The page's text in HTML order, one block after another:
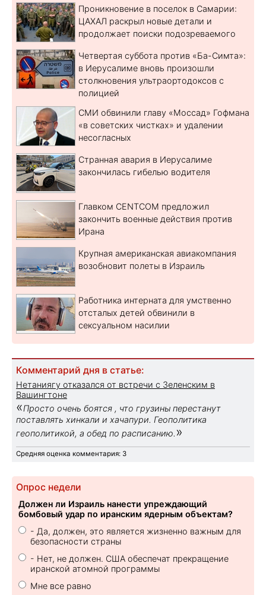
Проникновение в поселок в Самарии:
ЦАХАЛ раскрыл новые детали и
продолжает поиски подозреваемого
Четвертая суббота против «Ба-Симта»:
в Иерусалиме вновь произошли
столкновения ультраортодоксов с
полицией
СМИ обвинили главу «Моссад» Гофмана
«в советских чистках» и удалении
несогласных
Странная авария в Иерусалиме
закончилась гибелью водителя
Главком CENTCOM предложил
закончить военные действия против
Ирана
Крупная американская авиакомпания
возобновит полеты в Израиль
Работника интерната для умственно
отсталых детей обвинили в
сексуальном насилии
Комментарий дня в статье:
Нетаниягу отказался от встречи с Зеленским в
Вашингтоне
«Просто очень боятся , что грузины перестанут
поставлять хинкали и хачапури. Геополитика
геополитикой, а обед по расписанию. »
Средняя оценка комментария: 3
Опрос недели
Должен ли Израиль нанести упреждающий
бомбовый удар по иранским ядерным объектам?
- Да, должен, это является жизненно важным для
безопасности страны
- Нет, не должен. США обеспечат прекращение
иранской атомной программы
Мне все равно